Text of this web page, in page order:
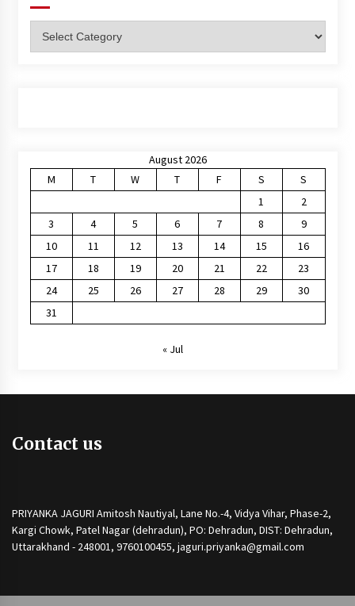
August 2026
M
T W T F S
S
1
2
3
4 5 6 7 8
9
10
11 12 13 14 15
16
17
18 19 20 21 22
23
24
25 26 27 28 29
30
31
« Jul
Contact us
PRIYANKA JAGURI Amitosh Nautiyal, Lane No.-4, Vidya Vihar, Phase-2,
Kargi Chowk, Patel Nagar (dehradun), PO: Dehradun, DIST: Dehradun,
Uttarakhand - 248001, 9760100455, jaguri.priyanka@gmail.com